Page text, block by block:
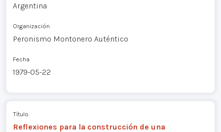
Argentina
Organización
Peronismo Montonero Auténtico
Fecha
1979-05-22
Título
Reflexiones para la construcción de una